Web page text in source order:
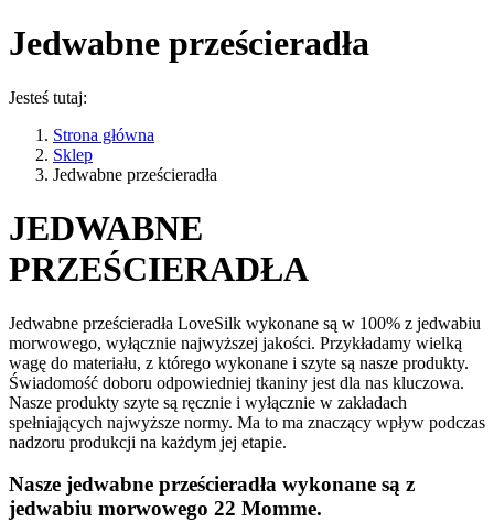
Jedwabne prześcieradła
Jesteś tutaj:
Strona główna
Sklep
Jedwabne prześcieradła
JEDWABNE
PRZEŚCIERADŁA
Jedwabne prześcieradła LoveSilk wykonane są w 100% z jedwabiu
morwowego, wyłącznie najwyższej jakości. Przykładamy wielką
wagę do materiału, z którego wykonane i szyte są nasze produkty.
Świadomość doboru odpowiedniej tkaniny jest dla nas kluczowa.
Nasze produkty szyte są ręcznie i wyłącznie w zakładach
spełniających najwyższe normy. Ma to ma znaczący wpływ podczas
nadzoru produkcji na każdym jej etapie.
Nasze jedwabne prześcieradła wykonane są z
jedwabiu morwowego 22 Momme.